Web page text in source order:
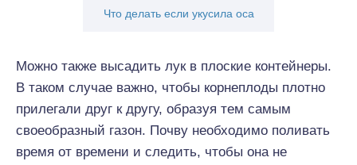
Что делать если укусила оса
Можно также высадить лук в плоские контейнеры.
В таком случае важно, чтобы корнеплоды плотно
прилегали друг к другу, образуя тем самым
своеобразный газон. Почву необходимо поливать
время от времени и следить, чтобы она не